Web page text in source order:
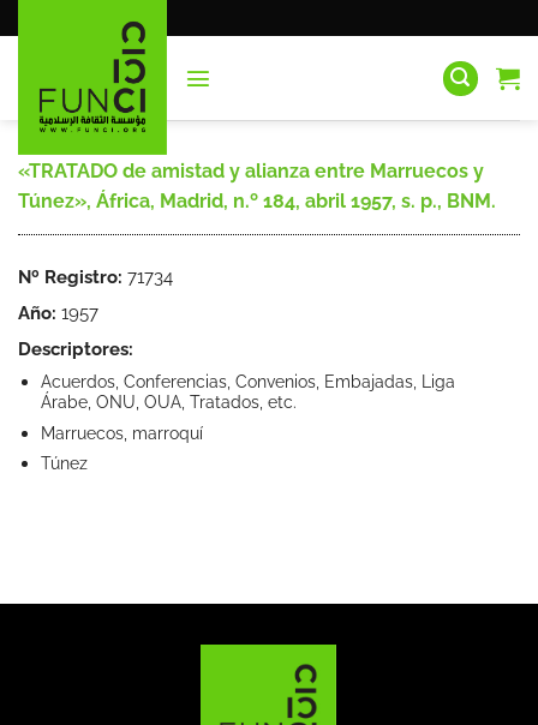
al
«TRATADO de amistad y alianza entre Marruecos y
Túnez», África, Madrid, n.º 184, abril 1957, s. p., BNM.
Nº Registro: 71734
Año: 1957
Descriptores:
Acuerdos, Conferencias, Convenios, Embajadas, Liga
Árabe, ONU, OUA, Tratados, etc.
Marruecos, marroquí
Túnez